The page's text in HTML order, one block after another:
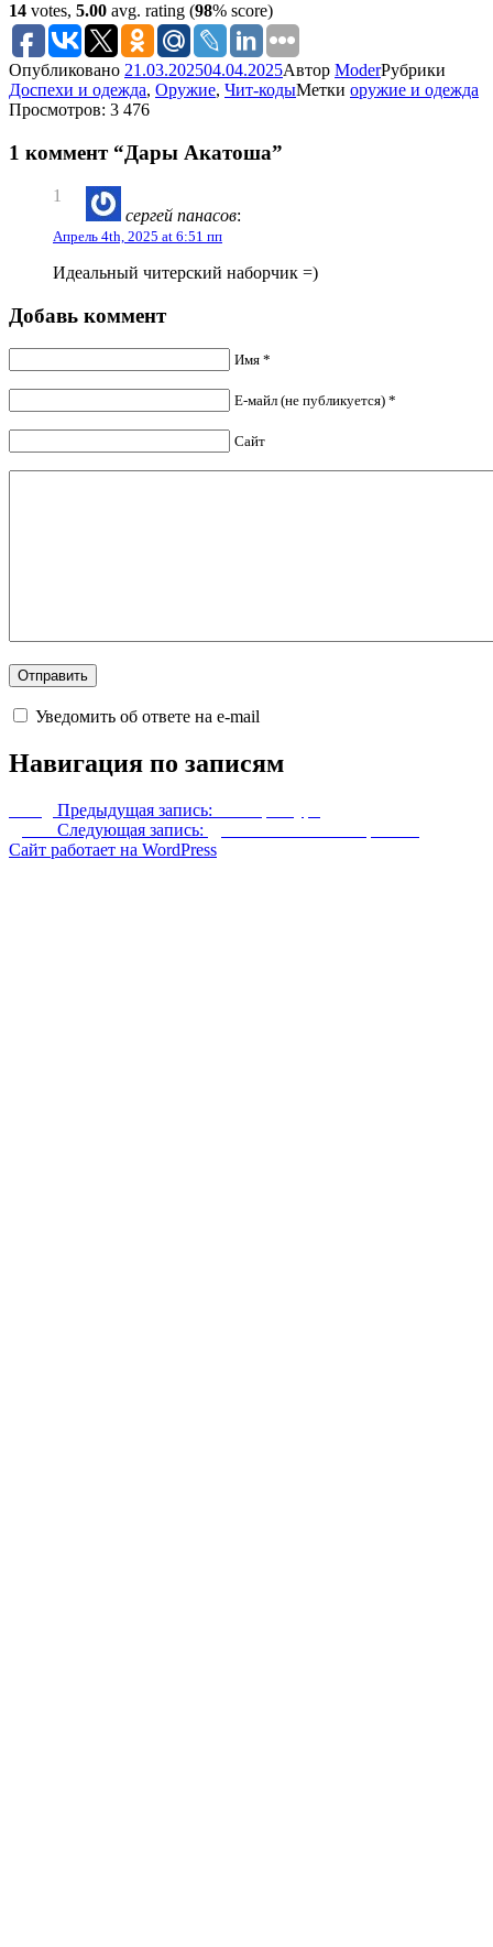
14 votes, 5.00 avg. rating (98% score)
Опубликовано 21.03.202504.04.2025Автор ModerРубрики
Доспехи и одежда, Оружие, Чит-кодыМетки оружие и одежда
Просмотров: 3 476
1 коммент “Дары Акатоша”
1
cергей панасов:
Апрель 4th, 2025 at 6:51 пп
Идеальный читерский наборчик =)
Добавь коммент
Имя *
Е-майл (не публикуется) *
Сайт
Уведомить об ответе на e-mail
Навигация по записям
Предыдущая запись:
Следующая запись:
Сайт работает на WordPress